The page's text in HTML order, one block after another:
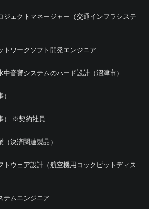
ジェクトマネージャー（交通インフラシステ
トワークソフト開発エンジニア
中音響システムのハード設計（沼津市）
） ※契約社員
（決済関連製品）
トウェア設計（航空機用コックピットディス
テムエンジニア